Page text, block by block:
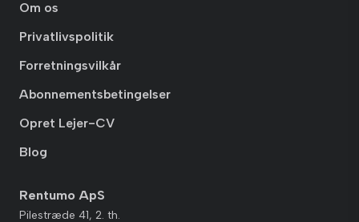
Om os
Privatlivspolitik
Forretningsvilkår
Abonnementsbetingelser
Opret Lejer-CV
Blog
Rentumo ApS
Pilestræde 41, 2. th.